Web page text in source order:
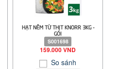
HẠT NÊM TỪ THỊT KNORR 3KG -
GÓI
S001698
159.000 VND
So sánh